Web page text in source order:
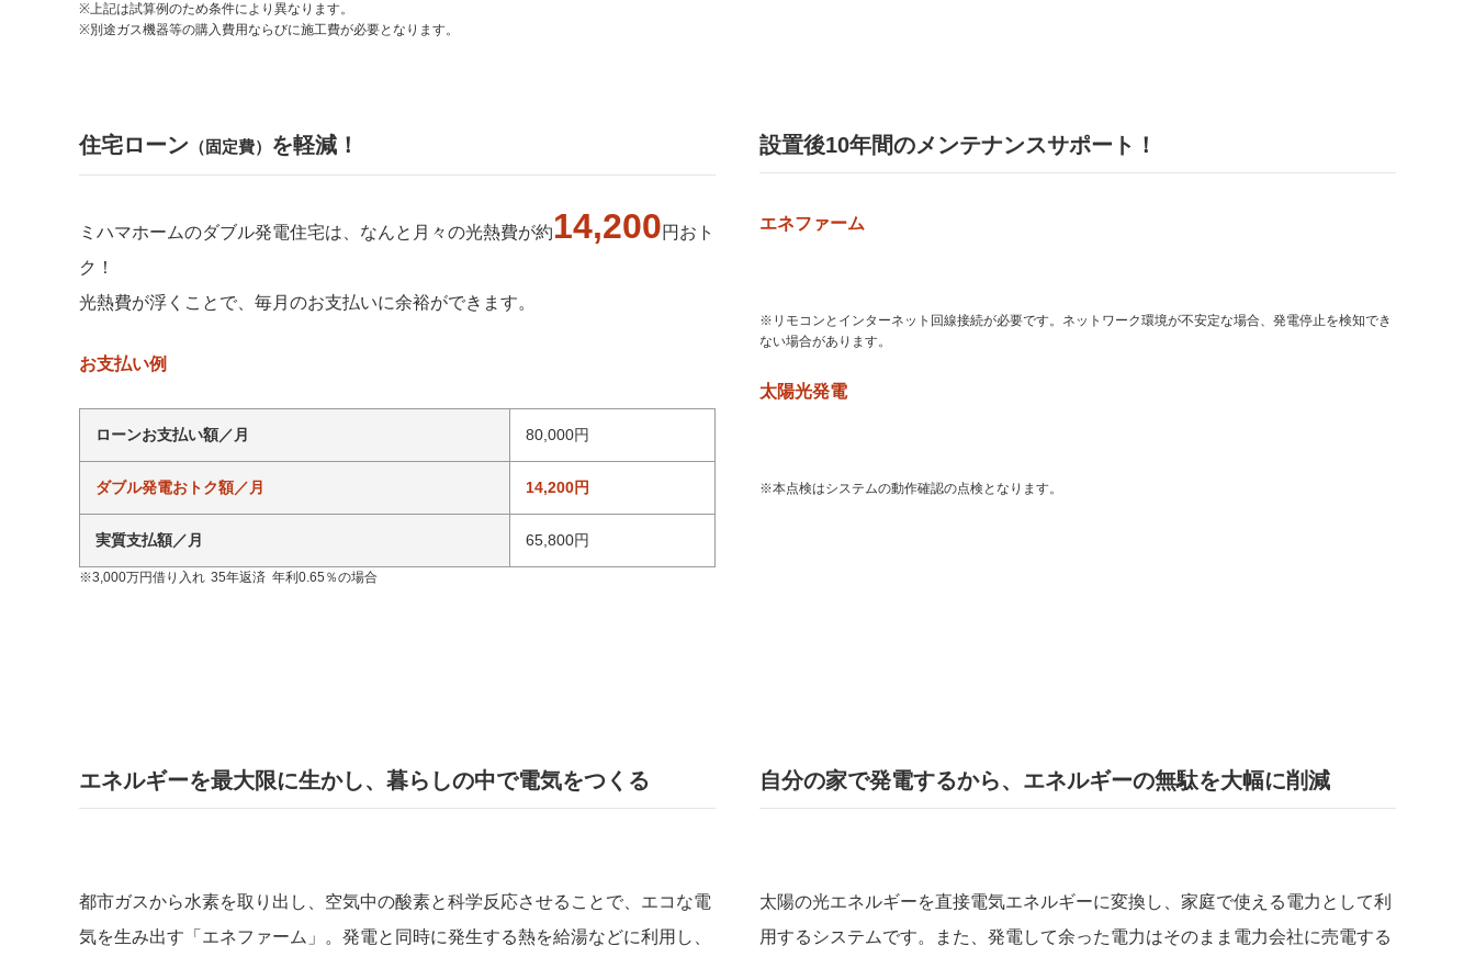
※上記は試算例のため条件により異なります。
※別途ガス機器等の購入費用ならびに施工費が必要となります。
住宅ローン （固定費） を軽減！
ミハマホームのダブル発電住宅は、なんと月々の光熱費が約14,200円おト
ク！
光熱費が浮くことで、毎月のお支払いに余裕ができます。
お支払い例
ローンお支払い額／月 80,000円
ダブル発電おトク額／月 14,200円
実質支払額／月 65,800円
※3,000万円借り入れ 35年返済 年利0.65％の場合
設置後10年間のメンテナンスサポート！
エネファーム
※リモコンとインターネット回線接続が必要です。ネットワーク環境が不安定な場合、発電停止を検知でき
ない場合があります。
太陽光発電
※本点検はシステムの動作確認の点検となります。
エネルギーを最大限に生かし、暮らしの中で電気をつくる
都市ガスから水素を取り出し、空気中の酸素と科学反応させることで、エコな電
気を生み出す「エネファーム」。発電と同時に発生する熱を給湯などに利用し、
自分の家で発電するから、エネルギーの無駄を大幅に削減
太陽の光エネルギーを直接電気エネルギーに変換し、家庭で使える電力として利
用するシステムです。また、発電して余った電力はそのまま電力会社に売電する